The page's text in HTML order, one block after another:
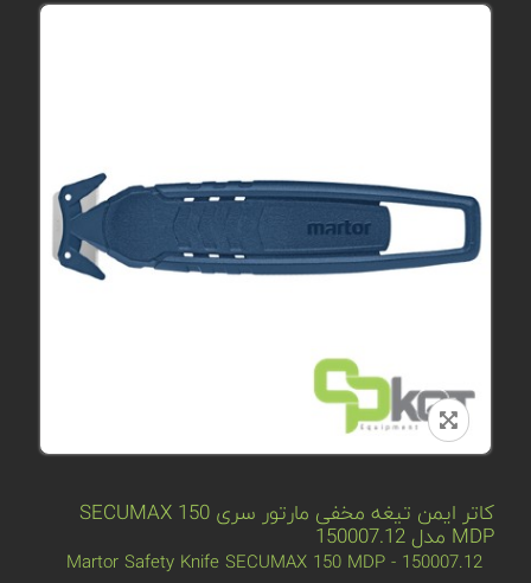
کاتر ایمن تیغه مخفی مارتور سری SECUMAX 150
MDP مدل 150007.12
Martor Safety Knife SECUMAX 150 MDP - 150007.12